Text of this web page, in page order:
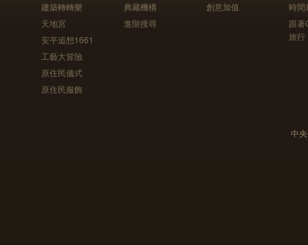
建築轉轉樂
天地宮
安平追想1661
工藝大冒險
原住民儀式
原住民服飾
典藏機構
進階搜尋
創意加值
時間
跟
旅行
中